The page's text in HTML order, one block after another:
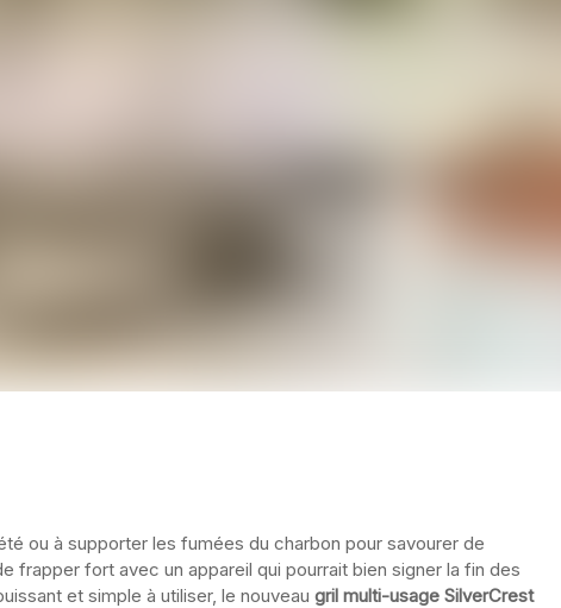
ou à supporter les fumées du charbon pour savourer de
frapper fort avec un appareil qui pourrait bien signer la fin des
et simple à utiliser, le nouveau gril multi-usage SilverCrest